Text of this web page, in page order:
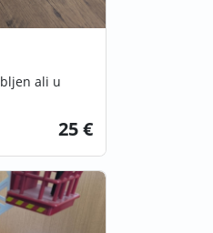
ali u
25 €